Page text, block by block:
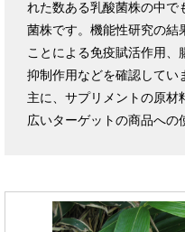
れた数ある乳酸菌株の中で
菌株です。機能性研究の結
ことによる免疫賦活作用、
抑制作用などを確認してい
主に、サプリメントの原材
広いターゲットの商品への